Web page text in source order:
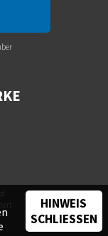
HINWEIS
SCHLIESSEN